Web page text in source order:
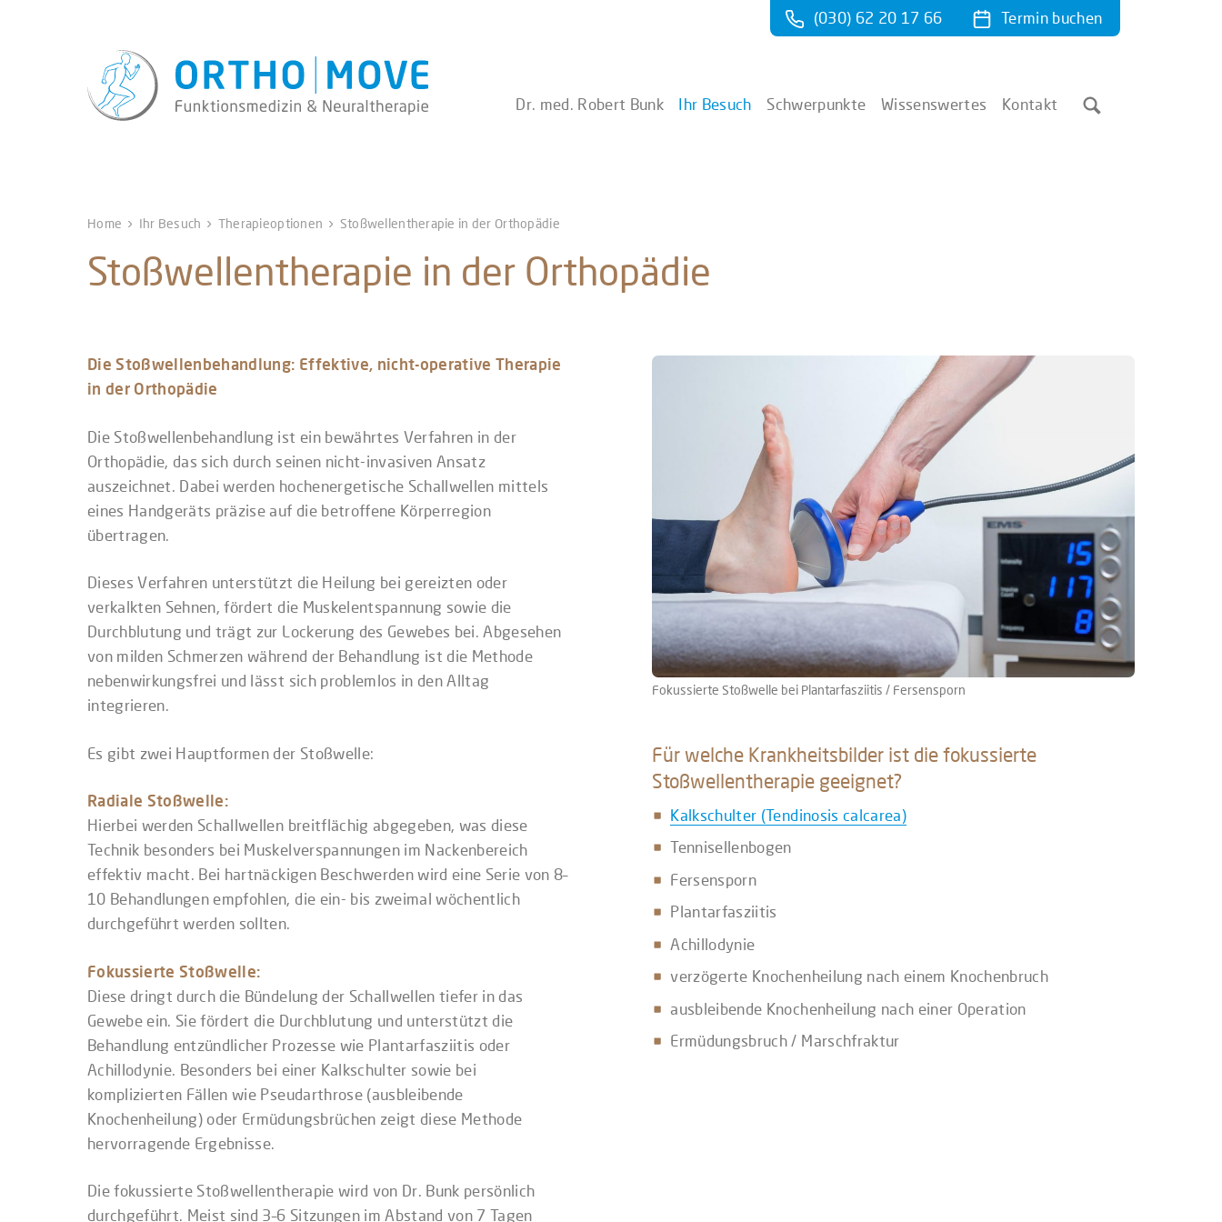
(030) 62 20 17 66 Termin buchen
Dr. med. Robert Bunk Ihr Besuch Schwerpunkte Wissenswertes Kontakt
Home Ihr Besuch Therapieoptionen Stoßwellentherapie in der Orthopädie
Stoßwellentherapie in der Orthopädie
Die Stoßwellenbehandlung: Effektive, nicht-operative Therapie
in der Orthopädie
Die Stoßwellenbehandlung ist ein bewährtes Verfahren in der
Orthopädie, das sich durch seinen nicht-invasiven Ansatz
auszeichnet. Dabei werden hochenergetische Schallwellen mittels
eines Handgeräts präzise auf die betroffene Körperregion
übertragen.
Dieses Verfahren unterstützt die Heilung bei gereizten oder
verkalkten Sehnen, fördert die Muskelentspannung sowie die
Durchblutung und trägt zur Lockerung des Gewebes bei. Abgesehen
von milden Schmerzen während der Behandlung ist die Methode
nebenwirkungsfrei und lässt sich problemlos in den Alltag
integrieren.
Es gibt zwei Hauptformen der Stoßwelle:
Radiale Stoßwelle:
Hierbei werden Schallwellen breitflächig abgegeben, was diese
Technik besonders bei Muskelverspannungen im Nackenbereich
effektiv macht. Bei hartnäckigen Beschwerden wird eine Serie von 8–
10 Behandlungen empfohlen, die ein- bis zweimal wöchentlich
durchgeführt werden sollten.
Fokussierte Stoßwelle:
Diese dringt durch die Bündelung der Schallwellen tiefer in das
Gewebe ein. Sie fördert die Durchblutung und unterstützt die
Behandlung entzündlicher Prozesse wie Plantarfasziitis oder
Achillodynie. Besonders bei einer Kalkschulter sowie bei
komplizierten Fällen wie Pseudarthrose (ausbleibende
Knochenheilung) oder Ermüdungsbrüchen zeigt diese Methode
hervorragende Ergebnisse.
Die fokussierte Stoßwellentherapie wird von Dr. Bunk persönlich
durchgeführt. Meist sind 3–6 Sitzungen im Abstand von 7 Tagen
Fokussierte Stoßwelle bei Plantarfasziitis / Fersensporn
Für welche Krankheitsbilder ist die fokussierte
Stoßwellentherapie geeignet?
Kalkschulter (Tendinosis calcarea)
Tennisellenbogen
Fersensporn
Plantarfasziitis
Achillodynie
verzögerte Knochenheilung nach einem Knochenbruch
ausbleibende Knochenheilung nach einer Operation
Ermüdungsbruch / Marschfraktur